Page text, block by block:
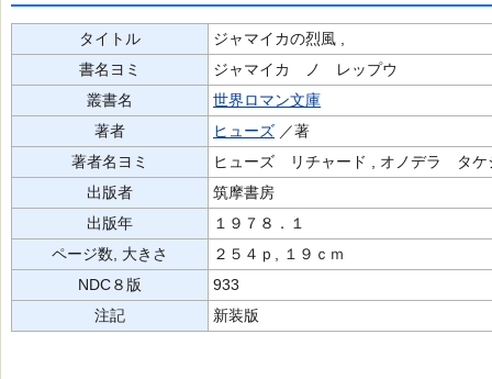
タイトル
ジャマイカの烈風 ,
書名ヨミ
ジャマイカ ノ レップウ
叢書名
世界ロマン文庫
著者
ヒューズ ／著
著者名ヨミ
ヒューズ リチャード , オノデラ タケ
出版者
筑摩書房
出版年
１９７８．１
ページ数, 大きさ
２５４ｐ, １９ｃｍ
NDC８版
933
注記
新装版